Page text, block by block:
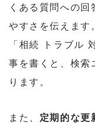
くある質問への
やすさを伝えます
「相続 トラブル
事を書くと、検索
ります。
また、 定期的な更